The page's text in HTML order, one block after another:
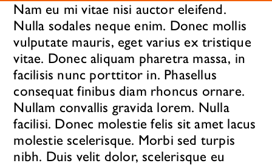
Nam eu mi vitae nisi auctor eleifend.
Nulla sodales neque enim. Donec mollis
vulputate mauris, eget varius ex tristique
vitae. Donec aliquam pharetra massa, in
facilisis nunc porttitor in. Phasellus
consequat finibus diam rhoncus ornare.
Nullam convallis gravida lorem. Nulla
facilisi. Donec molestie felis sit amet lacus
molestie scelerisque. Morbi sed turpis
nibh. Duis velit dolor, scelerisque eu